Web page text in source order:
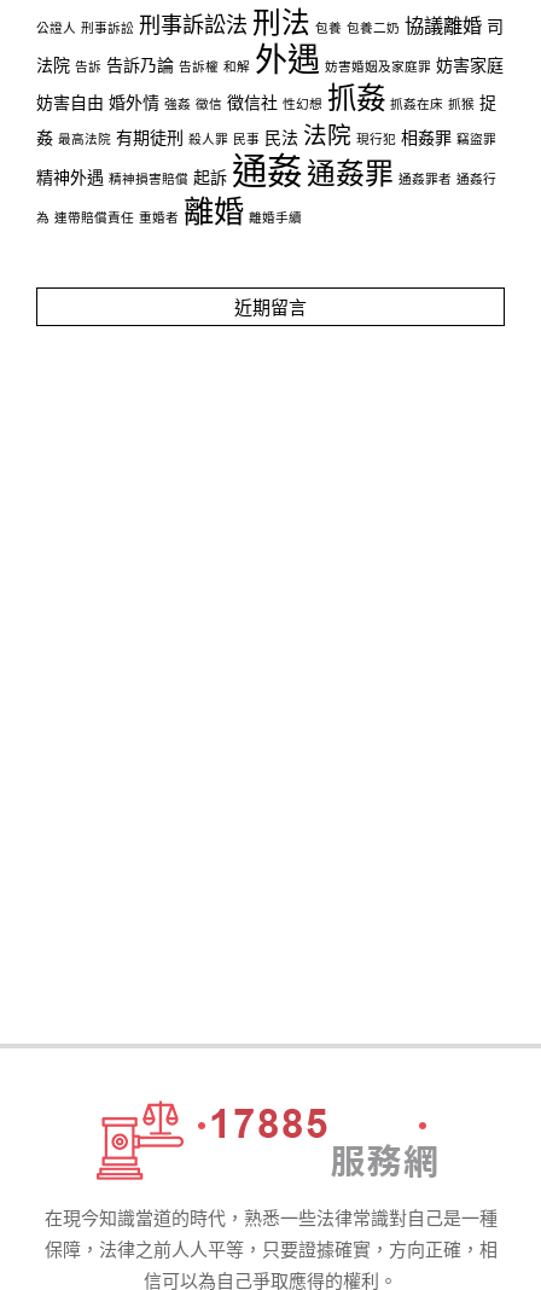
公證人 刑事訴訟 刑事訴訟法 刑法 包養 包養二奶 協議離婚 司
法院 告訴 告訴乃論 告訴權 和解 外遇 妨害婚姻及家庭罪 妨害家庭
妨害自由 婚外情 強姦 徵信 徵信社 性幻想 抓姦 抓姦在床 抓猴 捉
姦 最高法院 有期徒刑 殺人罪 民事 民法 法院 現行犯 相姦罪 竊盜罪
精神外遇 精神損害賠償 起訴 通姦通姦罪 通姦罪者 通姦行
為 連帶賠償責任 重婚者 離婚 離婚手續
近期留言
在現今知識當道的時代，熟悉一些法律常識對自己是一種
保障，法律之前人人平等，只要證據確實，方向正確，相
信可以為自己爭取應得的權利。